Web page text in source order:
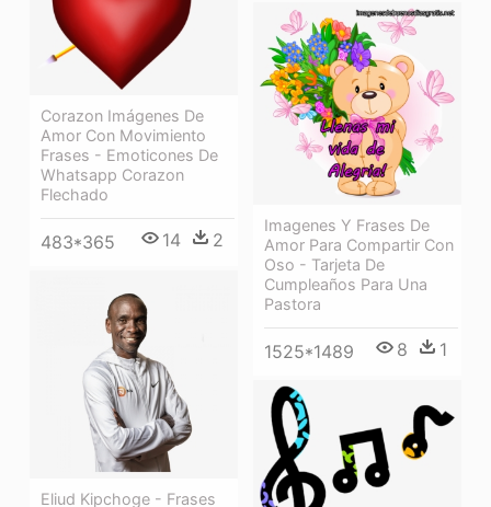
Corazon Imágenes De
Amor Con Movimiento
Frases - Emoticones De
Whatsapp Corazon
Flechado
483*365 14 2
Imagenes Y Frases De
Amor Para Compartir Con
Oso - Tarjeta De
Cumpleaños Para Una
Pastora
1525*1489 8 1
Eliud Kipchoge - Frases